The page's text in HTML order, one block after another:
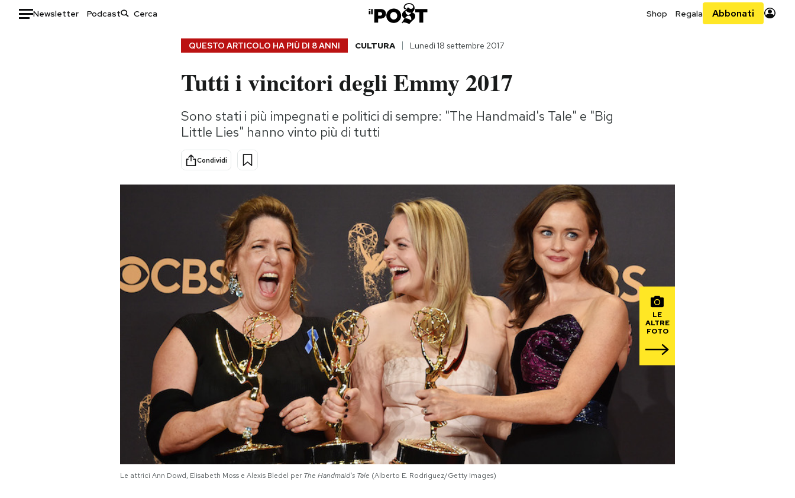
Newsletter Podcast Shop Regala Abbonati
Consumismi
Storie/Idee
Ok Boomer!
Media
QUESTO ARTICOLO HA PIÙ DI 8 ANNI CULTURA Lunedì 18 settembre 2017
Tutti i vincitori degli Emmy 2017
Sono stati i più impegnati e politici di sempre: "The Handmaid's Tale" e "Big
Little Lies" hanno vinto più di tutti
Condividi
LE
ALTRE
FOTO
Le attrici Ann Dowd, Elisabeth Moss e Alexis Bledel per The Handmaid's Tale (Alberto E. Rodriguez/Getty Images)